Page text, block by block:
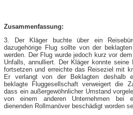
Zusammenfassung:
3. Der Kläger buchte über ein
dazugehörige Flug sollte von der
werden. Der Flug wurde jedoch kurz vor
Unfalls, annulliert. Der Kläger konnte
fortsetzen und erreichte das Reiseziel mit
Er verlangt von der Beklagten deshalb
beklagte Fluggesellschaft verweigert die
dass ein außergewöhnlicher Umstand
von einem anderen Unternehmen bei
dienenden Rollmanöver beschädigt worden